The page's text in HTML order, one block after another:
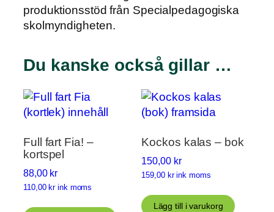
produktionsstöd från Specialpedagogiska
skolmyndigheten.
Du kanske också gillar …
Full fart Fia! –
kortspel
88,00 kr
110,00krink moms
Kockos kalas – bok
150,00 kr
159,00 krink moms
Lägg till i varukorg